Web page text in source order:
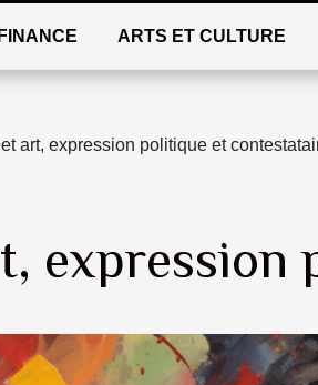
FINANCE ARTS ET CULTURE
art, expression politique et
expression